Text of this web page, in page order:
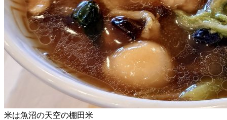
米は魚沼の天空の棚田米